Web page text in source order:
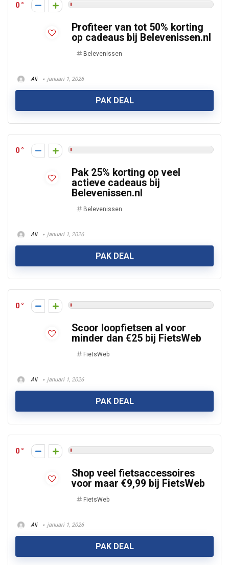
0
Profiteer van tot 50% korting
op cadeaus bij Belevenissen.nl
Belevenissen
Ali januari 1, 2026
PAK DEAL
0
Pak 25% korting op veel
actieve cadeaus bij
Belevenissen.nl
Belevenissen
Ali januari 1, 2026
PAK DEAL
0
Scoor loopfietsen al voor
minder dan €25 bij FietsWeb
FietsWeb
Ali januari 1, 2026
PAK DEAL
0
Shop veel fietsaccessoires
voor maar €9,99 bij FietsWeb
FietsWeb
Ali januari 1, 2026
PAK DEAL